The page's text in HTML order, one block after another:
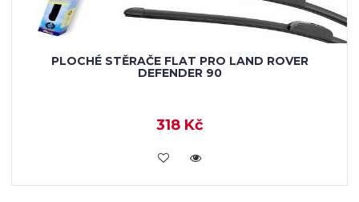
PLOCHÉ STĚRAČE FLAT PRO LAND ROVER
DEFENDER 90
318 Kč
KOUPIT